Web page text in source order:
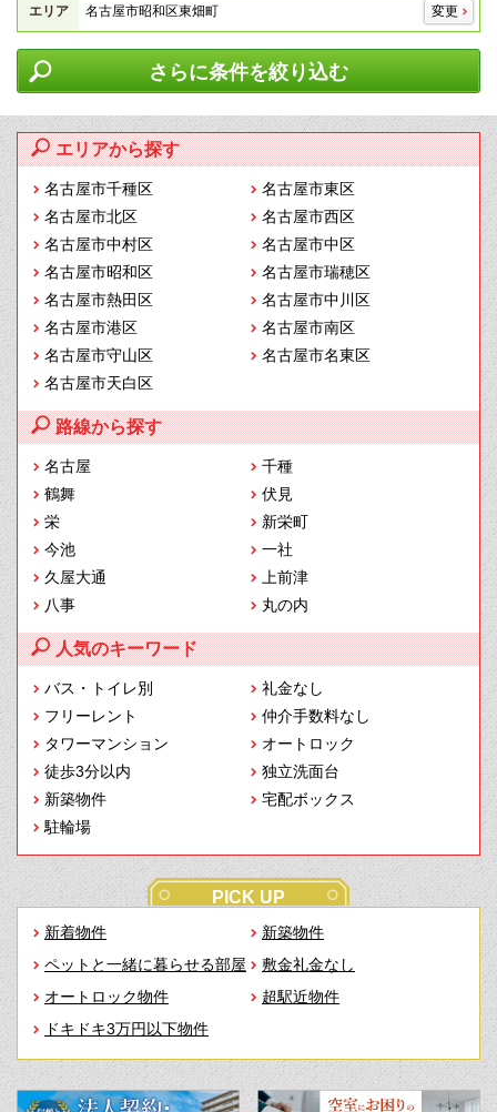
エリア 名古屋市昭和区東畑町 変更
さらに条件を絞り込む
エリアから探す
名古屋市千種区
名古屋市東区
名古屋市北区
名古屋市西区
名古屋市中村区
名古屋市中区
名古屋市昭和区
名古屋市瑞穂区
名古屋市熱田区
名古屋市中川区
名古屋市港区
名古屋市南区
名古屋市守山区
名古屋市名東区
名古屋市天白区
路線から探す
名古屋
千種
鶴舞
伏見
栄
新栄町
今池
一社
久屋大通
上前津
八事
丸の内
人気のキーワード
バス・トイレ別
礼金なし
フリーレント
仲介手数料なし
タワーマンション
オートロック
徒歩3分以内
独立洗面台
新築物件
宅配ボックス
駐輪場
PICK UP
新着物件
新築物件
ペットと一緒に暮らせる部屋
敷金礼金なし
オートロック物件
超駅近物件
ドキドキ3万円以下物件